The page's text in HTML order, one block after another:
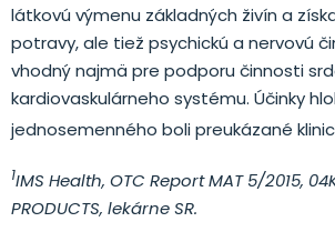
látkovú výmenu základných živín a
potravy, ale tiež psychickú a nervovú
vhodný najmä pre podporu činnosti
kardiovaskulárneho systému. Účinky
jednosemenného boli preukázané
1IMS Health, OTC Report MAT 5/2015,
PRODUCTS, lekárne SR.